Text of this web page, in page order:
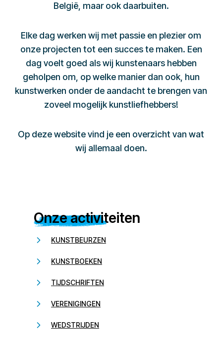
België, maar ook daarbuiten.
Elke dag werken wij met passie en plezier om
onze projecten tot een succes te maken. Een
dag voelt goed als wij kunstenaars hebben
geholpen om, op welke manier dan ook, hun
kunstwerken onder de aandacht te brengen van
zoveel mogelijk kunstliefhebbers!
Op deze website vind je een overzicht van wat
wij allemaal doen.
Onze activiteiten
KUNSTBEURZEN
KUNSTBOEKEN
TIJDSCHRIFTEN
VERENIGINGEN
WEDSTRIJDEN